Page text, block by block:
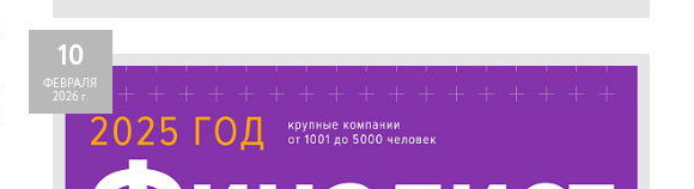
10
ФЕВРАЛЯ
2026 г.